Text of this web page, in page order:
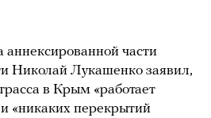
части
Николай Лукашенко заявил,
в Крым «работает
«никаких перекрытий